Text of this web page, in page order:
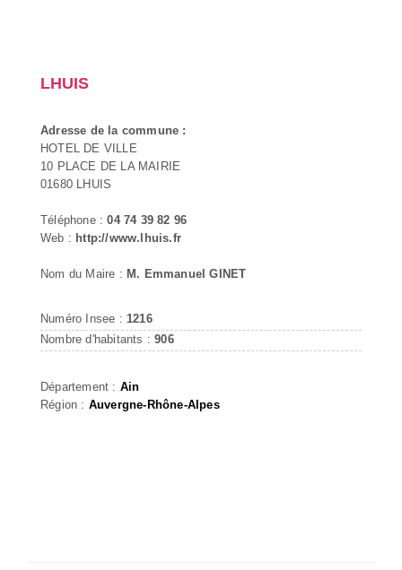
LHUIS
Adresse de la commune :
HOTEL DE VILLE
10 PLACE DE LA MAIRIE
01680 LHUIS
Téléphone :04 74 39 82 96
Web : http://www.lhuis.fr
Nom du Maire : M. Emmanuel GINET
Numéro Insee : 1216
Nombre d'habitants :906
Département : Ain
Région : Auvergne-Rhône-Alpes